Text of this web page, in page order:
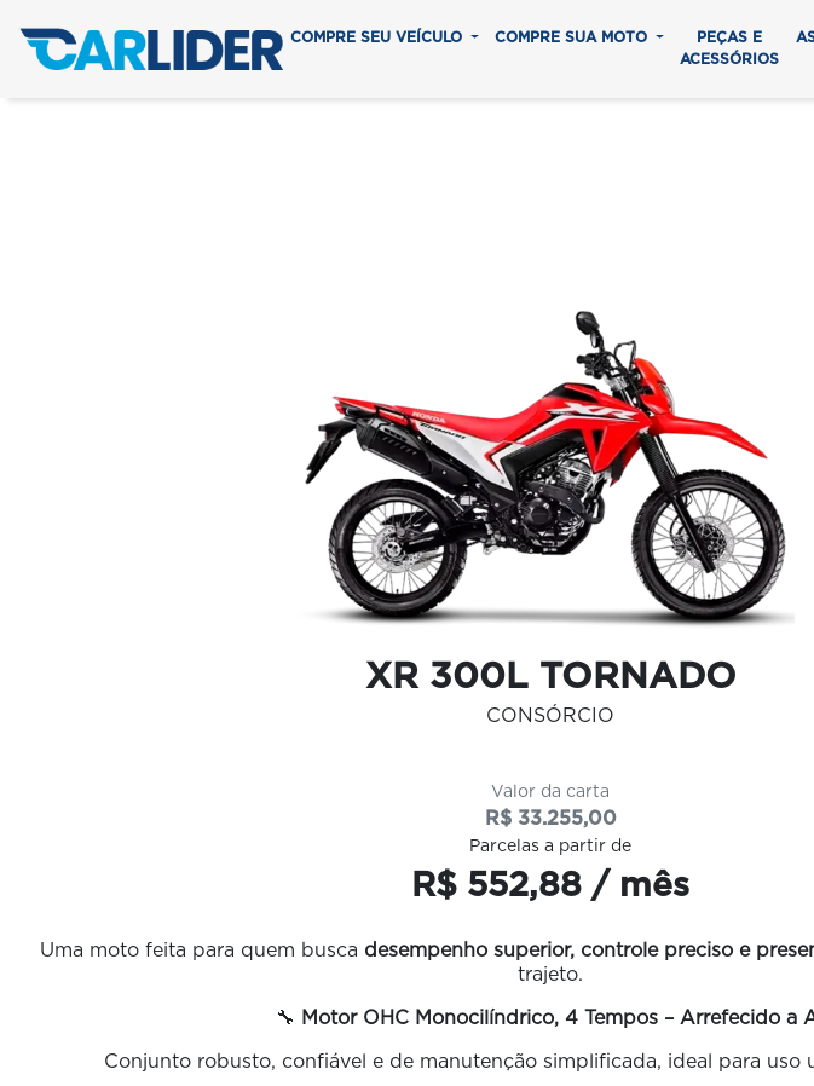
COMPRE SEU VEÍCULO COMPRE SUA MOTO
PEÇAS E
ACESSÓRIOS
XR 300L TORNADO
CONSÓRCIO
Valor da carta
R$ 33.255,00
Parcelas a partir de
R$ 552,88 / mês
Uma moto feita para quem busca desempenho superior, controle preciso e
trajeto.
🔧 Motor OHC Monocilíndrico, 4 Tempos – Arrefecido a
Conjunto robusto, confiável e de manutenção simplificada, ideal para uso